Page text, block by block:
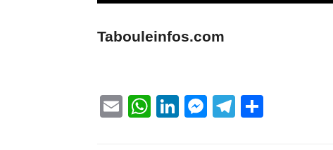
Tabouleinfos.com
EmailWhatsApp
LinkedIn
Messenger
Telegram